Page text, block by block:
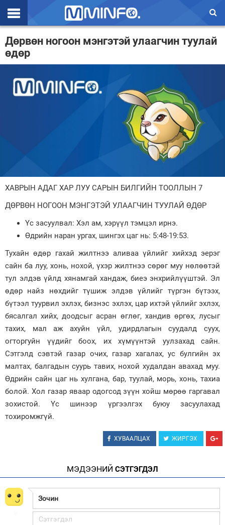
Эхлэл
Цаг агаар
Валют ханш
Улс төр
Нийгэм
Энтертайнмэнт
Дөрвөн ногоон мэнгэтэй улаагчин туулай
өдөр
ХАВРЫН АДАГ ХАР ЛУУ САРЫН БИЛГИЙН ТООЛЛЫН 7
ДӨРВӨН НОГООН МЭНГЭТЭЙ УЛААГЧИН ТУУЛАЙ ӨДӨР
Үс засуулвал: Хэл ам, хэрүүл тэмцэл ирнэ.
Өдрийн наран ургах, шингэх цаг нь: 5:48-19:53.
Тухайн өдөр гахай жилтнээ аливаа үйлийг хийхэд эерэг
сайн ба луу, хонь, нохой, үхэр жилтнээ сөрөг муу нөлөөтэй
тул элдэв үйлд хянамгай хандаж, биеэ энхрийлүүштэй. Эл
өдөр найз нөхдийг түшиж элдэв үйлийг түргэн бүтээх,
бүтээл туурвил эхлэх, бизнэс эхлэх, цар ихтэй үйлийг эхлэх,
бясалгал хийх, доодсыг асран өглөг, хандив өргөх, лусыг
тахих, мал аж ахуйн үйл, удирдлагын суудалд суух,
огторгуйн үүдийг боох, их хүмүүнтэй уулзахад сайн.
Сэтгэлд сэвтэй газар очих, газар хагалах, ус булгийн эх
малтах, балгадын суурь тавих, нохой худалдан авахад муу.
Өдрийн сайн цаг нь хулгана, бар, туулай, морь, хонь, тахиа
болой. Хол газар яваар одогсод зүүн хойш мөрөө гаргавал
зохистой. Үс шинээр үргээлгэх буюу засуулахад
тохиромжгүй.
ХУВААЛЦАХ ЖИРГЭХ
МЭДЭЭНИЙ СЭТГЭГДЭЛ